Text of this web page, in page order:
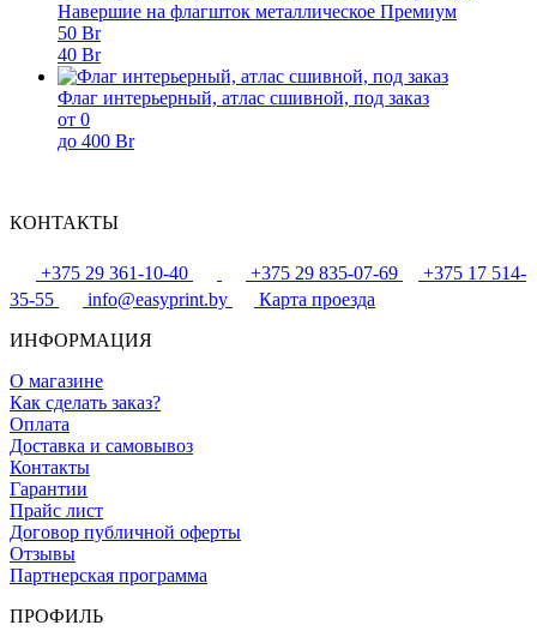
Навершие на флагшток металлическое Премиум
50 Br
40 Br
Флаг интерьерный, атлас сшивной, под заказ
от 0
до 400 Br
КОНТАКТЫ
+375 29 361-10-40 +375 29 835-07-69
+375 17 514-
35-55
info@easyprint.by
Карта проезда
ИНФОРМАЦИЯ
О магазине
Как сделать заказ?
Оплата
Доставка и самовывоз
Контакты
Гарантии
Прайс лист
Договор публичной оферты
Отзывы
Партнерская программа
ПРОФИЛЬ